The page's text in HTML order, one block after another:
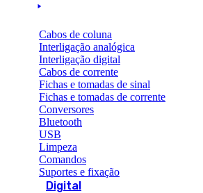
Cabos de coluna
Interligação analógica
Interligação digital
Cabos de corrente
Fichas e tomadas de sinal
Fichas e tomadas de corrente
Conversores
Bluetooth
USB
Limpeza
Comandos
Suportes e fixação
Digital